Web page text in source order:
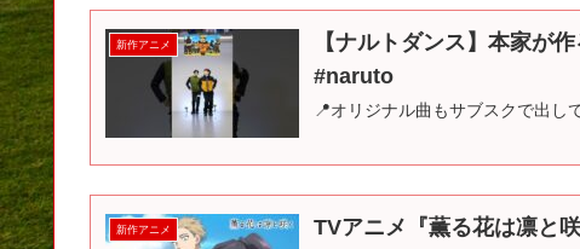
新作アニメ
【ナルトダンス】本家が
#naruto
📍オリジナル曲もサブスクで出
新作アニメ TVアニメ『薫る花は凛と